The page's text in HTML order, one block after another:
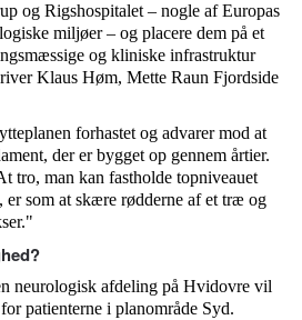
og Rigshospitalet – nogle af Europas
miljøer – og placere dem på et
og kliniske infrastruktur
Klaus Høm, Mette Raun Fjordside
forhastet og advarer mod at
der er bygget op gennem årtier.
tro, man kan fastholde topniveauet
er som at skære rødderne af et træ og
neurologisk afdeling på Hvidovre vil
patienterne i planområde Syd.